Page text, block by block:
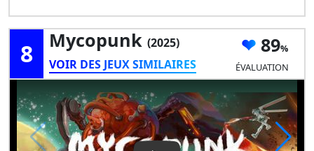
8 Mycopunk (2025)
VOIR DES JEUX SIMILAIRES
89
ÉVALUATION